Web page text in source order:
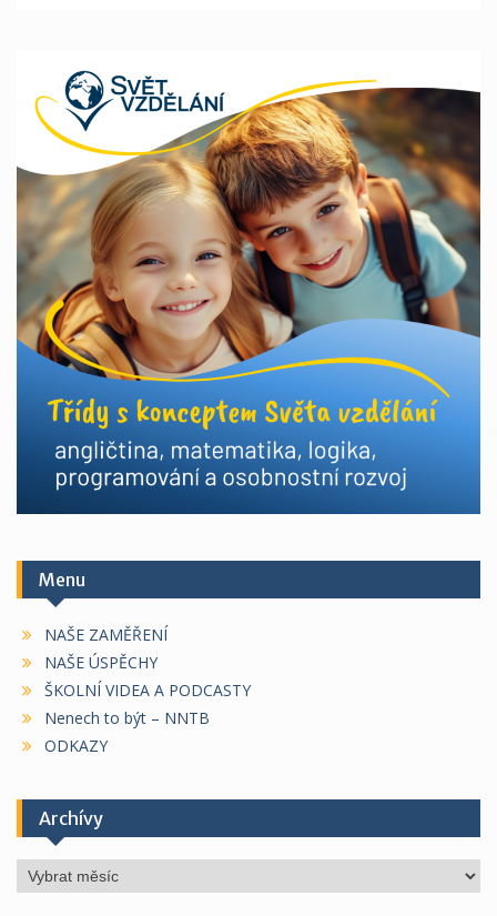
Menu
NAŠE ZAMĚŘENÍ
NAŠE ÚSPĚCHY
ŠKOLNÍ VIDEA A PODCASTY
Nenech to být – NNTB
ODKAZY
Archívy
Archívy